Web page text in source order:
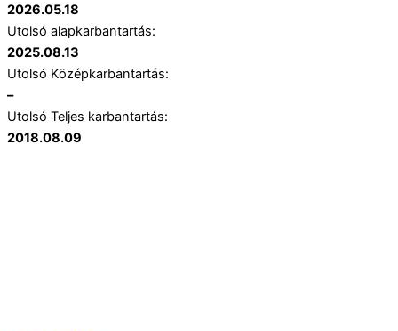
2026.05.18
Utolsó alapkarbantartás:
2025.08.13
Utolsó Középkarbantartás:
–
Utolsó Teljes karbantartás:
2018.08.09